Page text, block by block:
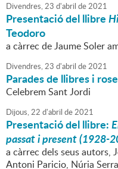
Divendres,23 d'abril de2021
Presentació del llibre
Teodoro
a càrrec de Jaume Soler
Divendres,23 d'abril de2021
Parades de llibres i
Celebrem Sant Jordi
Dijous,22 d'abril de2021
Presentació del llibre:
passat i present (1928-
a càrrec dels seus autors,
Antoni Paricio, Núria